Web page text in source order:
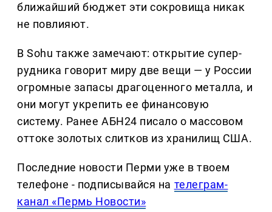
ближайший бюджет эти сокровища никак
не повлияют.
В Sohu также замечают: открытие супер-
рудника говорит миру две вещи — у России
огромные запасы драгоценного металла, и
они могут укрепить ее финансовую
систему. Ранее АБН24 писало о массовом
оттоке золотых слитков из хранилищ США.
Последние новости Перми уже в твоем
телефоне - подписывайся на телеграм-
канал «Пермь Новости»